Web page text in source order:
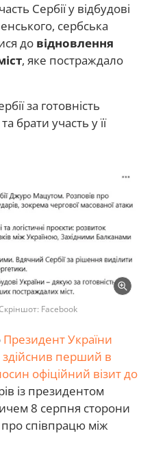
Сербії у відбудові
сербська
до відновлення
, яке постраждало
за готовність
та брати участь у її
Facebook
Президент України
перший в
офіційний візит до
із президентом
8 серпня сторони
співпрацю між